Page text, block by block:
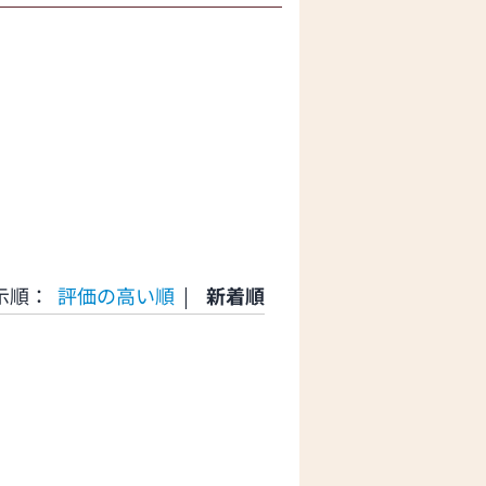
順： 評価の高い順 | 新着順